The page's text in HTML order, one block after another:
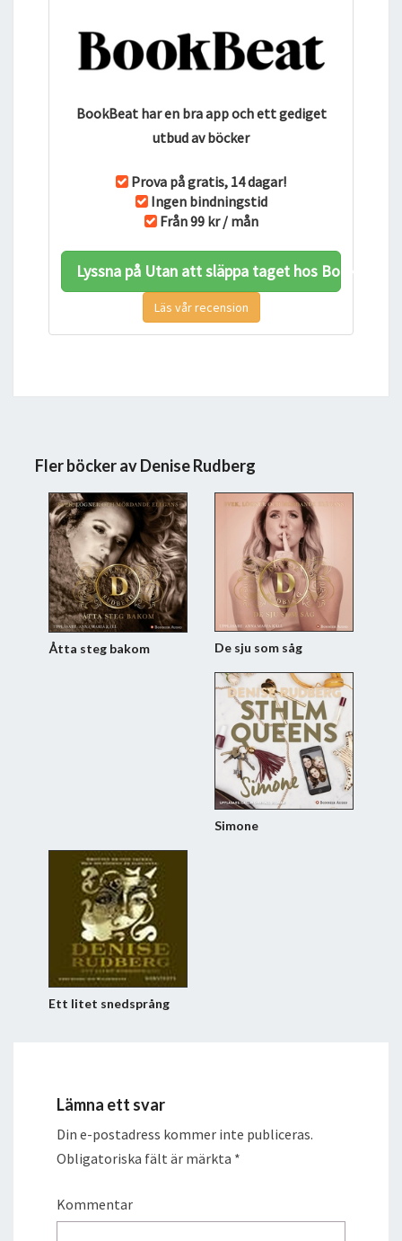
BookBeat har en bra app och ett gediget
utbud av böcker
Prova på gratis, 14 dagar!
Ingen bindningstid
Från 99 kr / mån
Lyssna på Utan att släppa taget hos BookBeat
Läs vår recension
Fler böcker av Denise Rudberg
Åtta steg bakom De sju som såg
Simone
Ett litet snedsprång
Lämna ett svar
Din e-postadress kommer inte publiceras.
Obligatoriska fält är märkta *
Kommentar